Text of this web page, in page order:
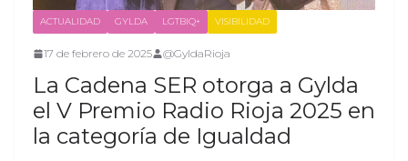
ACTUALIDAD GYLDA LGTBIQ+ VISIBILIDAD
17 de febrero de 2025 @GyldaRioja
La Cadena SER otorga a Gylda
el V Premio Radio Rioja 2025 en
la categoría de Igualdad